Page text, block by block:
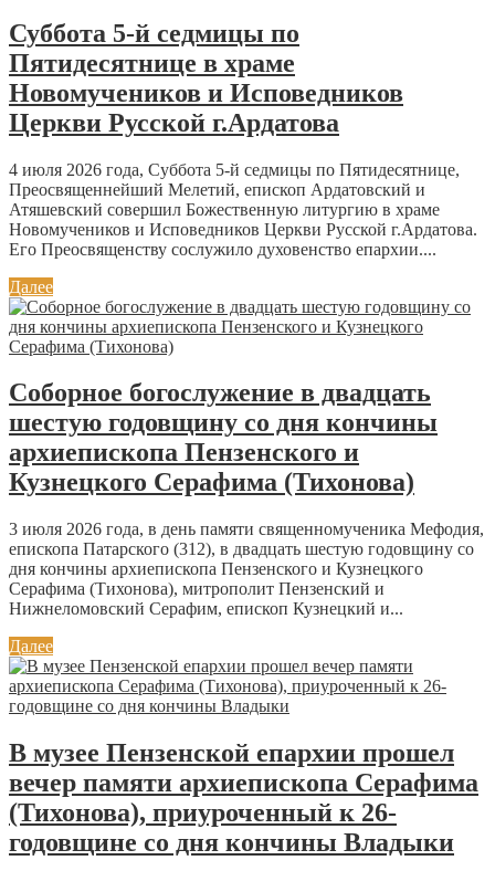
Суббота 5-й седмицы по
Пятидесятнице в храме
Новомучеников и Исповедников
Церкви Русской г.Ардатова
4 июля 2026 года, Суббота 5-й седмицы по Пятидесятнице,
Преосвященнейший Мелетий, епископ Ардатовский и
Атяшевский совершил Божественную литургию в храме
Новомучеников и Исповедников Церкви Русской г.Ардатова.
Его Преосвященству сослужило духовенство епархии....
Далее
Соборное богослужение в двадцать
шестую годовщину со дня кончины
архиепископа Пензенского и
Кузнецкого Серафима (Тихонова)
3 июля 2026 года, в день памяти священномученика Мефодия,
епископа Патарского (312), в двадцать шестую годовщину со
дня кончины архиепископа Пензенского и Кузнецкого
Серафима (Тихонова), митрополит Пензенский и
Нижнеломовский Серафим, епископ Кузнецкий и...
Далее
В музее Пензенской епархии прошел
вечер памяти архиепископа Серафима
(Тихонова), приуроченный к 26-
годовщине со дня кончины Владыки